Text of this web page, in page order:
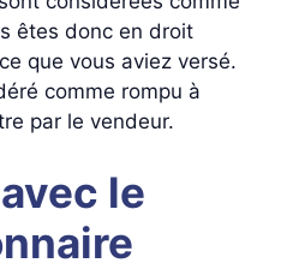
êtes donc en droit
que vous aviez versé.
comme rompu à
par le vendeur.
le